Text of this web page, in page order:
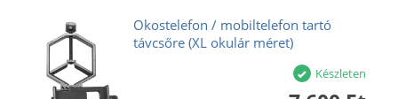
Okostelefon / mobiltelefon tartó
távcsőre (XL okulár méret)
Készleten